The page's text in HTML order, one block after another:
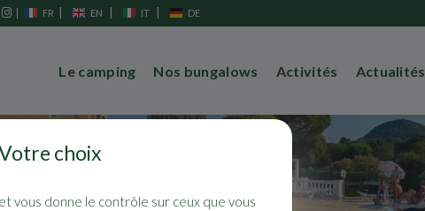
FR EN IT DE
Le camping Nos bungalows Activités Actualités
choix
vous donne le contrôle sur ceux que vous